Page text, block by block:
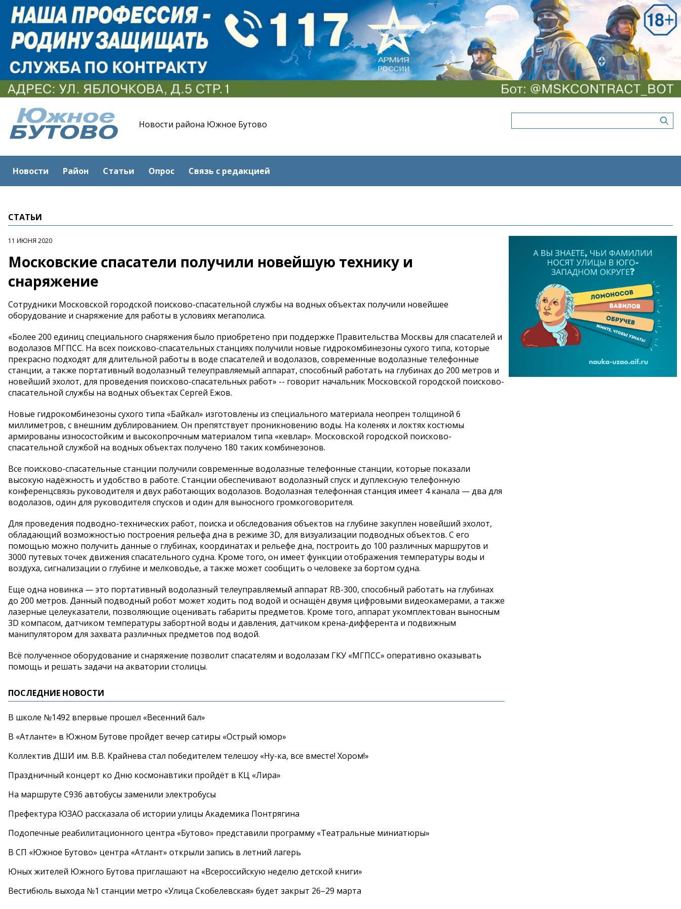
Новости района Южное Бутово
Новости Район Статьи Опрос Связь с редакцией
СТАТЬИ
11 ИЮНЯ 2020
Московские спасатели получили новейшую технику и
снаряжение
Сотрудники Московской городской поисково-спасательной службы на водных объектах получили новейшее
оборудование и снаряжение для работы в условиях мегаполиса.
«Более 200 единиц специального снаряжения было приобретено при поддержке Правительства Москвы для спасателей и
водолазов МГПСС. На всех поисково-спасательных станциях получили новые гидрокомбинезоны сухого типа, которые
прекрасно подходят для длительной работы в воде спасателей и водолазов, современные водолазные телефонные
станции, а также портативный водолазный телеуправляемый аппарат, способный работать на глубинах до 200 метров и
новейший эхолот, для проведения поисково-спасательных работ» -- говорит начальник Московской городской поисково-
спасательной службы на водных объектах Сергей Ежов.
Новые гидрокомбинезоны сухого типа «Байкал» изготовлены из специального материала неопрен толщиной 6
миллиметров, с внешним дублированием. Он препятствует проникновению воды. На коленях и локтях костюмы
армированы износостойким и высокопрочным материалом типа «кевлар». Московской городской поисково-
спасательной службой на водных объектах получено 180 таких комбинезонов.
Все поисково-спасательные станции получили современные водолазные телефонные станции, которые показали
высокую надёжность и удобство в работе. Станции обеспечивают водолазный спуск и дуплексную телефонную
конференцсвязь руководителя и двух работающих водолазов. Водолазная телефонная станция имеет 4 канала — два для
водолазов, один для руководителя спусков и один для выносного громкоговорителя.
Для проведения подводно-технических работ, поиска и обследования объектов на глубине закуплен новейший эхолот,
обладающий возможностью построения рельефа дна в режиме 3D, для визуализации подводных объектов. С его
помощью можно получить данные о глубинах, координатах и рельефе дна, построить до 100 различных маршрутов и
3000 путевых точек движения спасательного судна. Кроме того, он имеет функции отображения температуры воды и
воздуха, сигнализации о глубине и мелководье, а также может сообщить о человеке за бортом судна.
Еще одна новинка — это портативный водолазный телеуправляемый аппарат RB-300, способный работать на глубинах
до 200 метров. Данный подводный робот может ходить под водой и оснащён двумя цифровыми видеокамерами, а также
лазерные целеуказатели, позволяющие оценивать габариты предметов. Кроме того, аппарат укомплектован выносным
3D компасом, датчиком температуры забортной воды и давления, датчиком крена-дифферента и подвижным
манипулятором для захвата различных предметов под водой.
Всё полученное оборудование и снаряжение позволит спасателям и водолазам ГКУ «МГПСС» оперативно оказывать
помощь и решать задачи на акватории столицы.
ПОСЛЕДНИЕ НОВОСТИ
В школе №1492 впервые прошел «Весенний бал»
В «Атланте» в Южном Бутове пройдет вечер сатиры «Острый юмор»
Коллектив ДШИ им. В.В. Крайнева стал победителем телешоу «Ну-ка, все вместе! Хором!»
Праздничный концерт ко Дню космонавтики пройдёт в КЦ «Лира»
На маршруте С936 автобусы заменили электробусы
Префектура ЮЗАО рассказала об истории улицы Академика Понтрягина
Подопечные реабилитационного центра «Бутово» представили программу «Театральные миниатюры»
В СП «Южное Бутово» центра «Атлант» открыли запись в летний лагерь
Юных жителей Южного Бутова приглашают на «Всероссийскую неделю детской книги»
Вестибюль выхода №1 станции метро «Улица Скобелевская» будет закрыт 26–29 марта